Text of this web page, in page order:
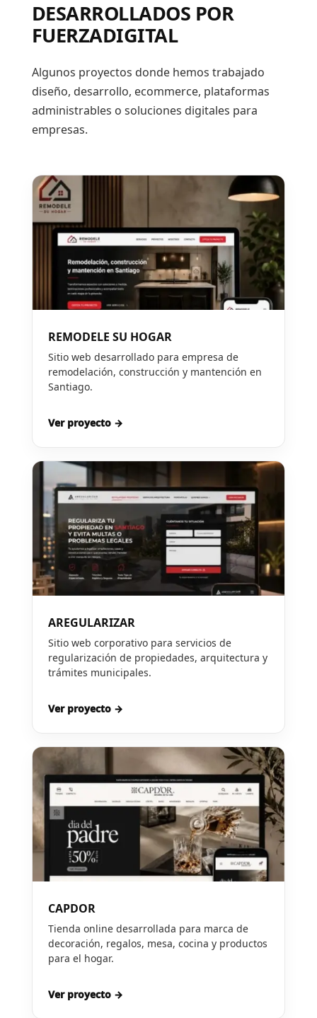
DESARROLLADOS POR
FUERZADIGITAL
Algunos proyectos donde hemos trabajado
diseño, desarrollo, ecommerce, plataformas
administrables o soluciones digitales para
empresas.
REMODELE SU HOGAR
Sitio web desarrollado para empresa de
remodelación, construcción y mantención en
Santiago.
Ver proyecto →
AREGULARIZAR
Sitio web corporativo para servicios de
regularización de propiedades, arquitectura y
trámites municipales.
Ver proyecto →
CAPDOR
Tienda online desarrollada para marca de
decoración, regalos, mesa, cocina y productos
para el hogar.
Ver proyecto →